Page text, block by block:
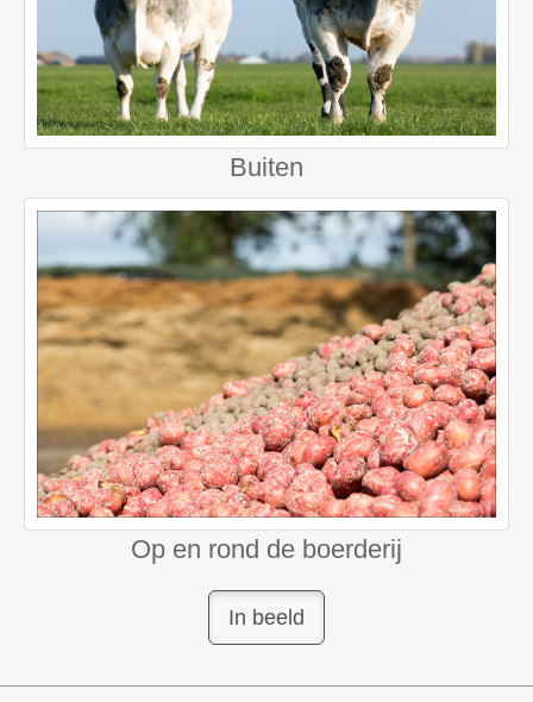
Buiten
Op en rond de boerderij
In beeld